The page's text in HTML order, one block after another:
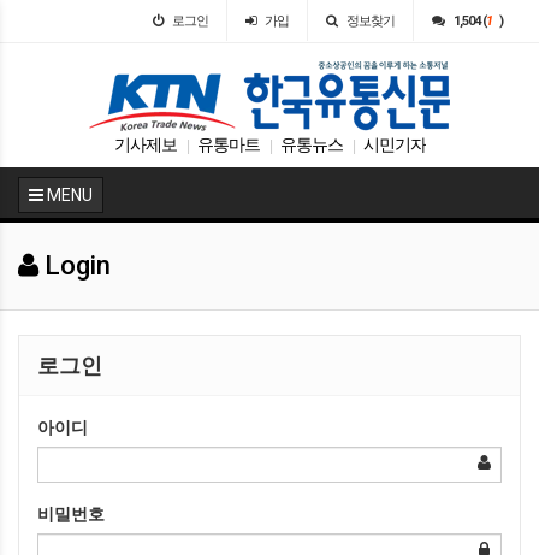
로그인 가입 정보찾기 1,504 (1 )
기사제보 유통마트 유통뉴스 시민기자
MENU
Login
로그인
아이디
비밀번호